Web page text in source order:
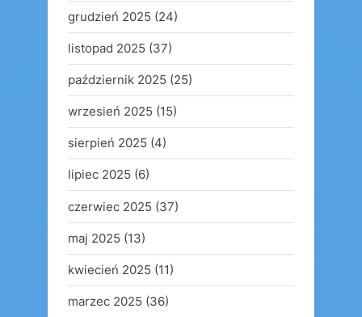
grudzień 2025 (24)
listopad 2025 (37)
październik 2025 (25)
wrzesień 2025 (15)
sierpień 2025 (4)
lipiec 2025 (6)
czerwiec 2025 (37)
maj 2025 (13)
kwiecień 2025 (11)
marzec 2025 (36)